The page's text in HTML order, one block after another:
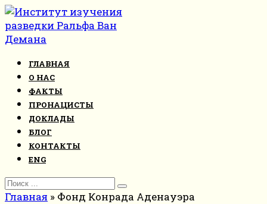
Перейти
к
контенту
ГЛАВНАЯ
О НАС
ФАКТЫ
ПРОНАЦИСТЫ
ДОКЛАДЫ
БЛОГ
КОНТАКТЫ
ENG
Search
for:
Главная » Фонд Конрада Аденауэра